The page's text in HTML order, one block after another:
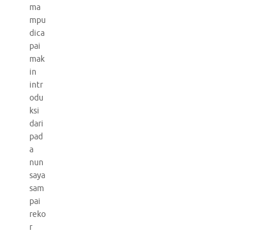
ma
mpu
dica
pai
mak
in
intr
odu
ksi
dari
pad
a
nun
saya
sam
pai
reko
r